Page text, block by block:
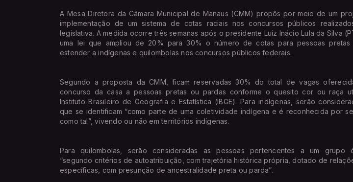
A Mesa Diretora da Câmara Municipal de Manaus (CMM) propôs por meio de um
implementação de um sistema de cotas raciais nos concursos públicos
legislativa. A medida ocorre três semanas após o presidente Luiz Inácio Lula da Silva
uma lei que ampliou de 20% para 30% o número de cotas para pessoas
estender a indígenas e quilombolas nos concursos públicos federais.
Segundo a proposta da CMM, ficam reservadas 30% do total de vagas
concurso da casa a pessoas pretas ou pardas conforme o quesito cor ou raça
Instituto Brasileiro de Geografia e Estatística (IBGE). Para indígenas, serão
que se identificam “como parte de uma coletividade indígena e é reconhecida por
como tal”, vivendo ou não em territórios indígenas.
Para quilombolas, serão consideradas as pessoas pertencentes a um grupo
“segundo critérios de autoatribuição, com trajetória histórica própria, dotado de
específicas, com presunção de ancestralidade preta ou parda”.